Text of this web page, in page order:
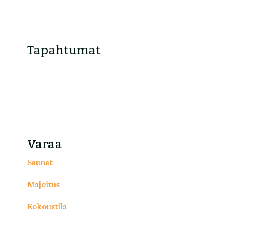
Tapahtumat
Varaa
Saunat
Majoitus
Kokoustila